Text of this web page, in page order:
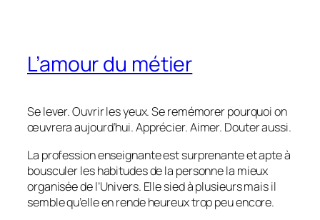
L’amour du métier
Se lever. Ouvrir les yeux. Se remémorer pourquoi on
œuvrera aujourd’hui. Apprécier. Aimer. Douter aussi.
La profession enseignante est surprenante et apte à
bousculer les habitudes de la personne la mieux
organisée de l’Univers. Elle sied à plusieurs mais il
semble qu’elle en rende heureux trop peu encore.